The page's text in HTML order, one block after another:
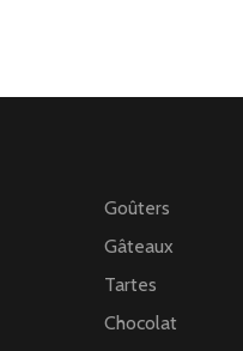
Goûters
Gâteaux
Tartes
Chocolat